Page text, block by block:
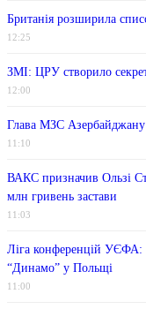
Британія розширила
12:25
ЗМІ: ЦРУ створило
12:00
Глава МЗС
11:10
ВАКС призначив Ользі
млн гривень застави
11:03
Ліга конференцій УЄФА:
“Динамо” у Польщі
11:00